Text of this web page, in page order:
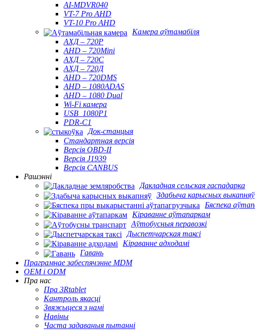
AI-MDVR040
VT-7 Pro AHD
VT-10 Pro AHD
Камера аўтамабіля
АХД – 720Р
AHD – 720Mini
АХД – 720С
АХД – 720Д
AHD – 720DMS
AHD – 1080ADAS
AHD – 1080 Dual
Wi-Fi камера
USB_1080P1
PDR-C1
Док-станцыя
Стандартная версія
Версія OBD-II
Версія J1939
Версія CANBUS
Рашэнні
Дакладная сельская гаспадарка
Здабыча карысных выкапняў
Бяспека
Кіраванне аўтапаркам
Аўтобусныя перавозкі
Дыспетчарская таксі
Кіраванне адходамі
Гавань
Праграмнае забеспячэнне MDM
OEM і ODM
Пра нас
Пра 3Rtablet
Кантроль якасці
Звяжыцеся з намі
Навіны
Часта задаваныя пытанні